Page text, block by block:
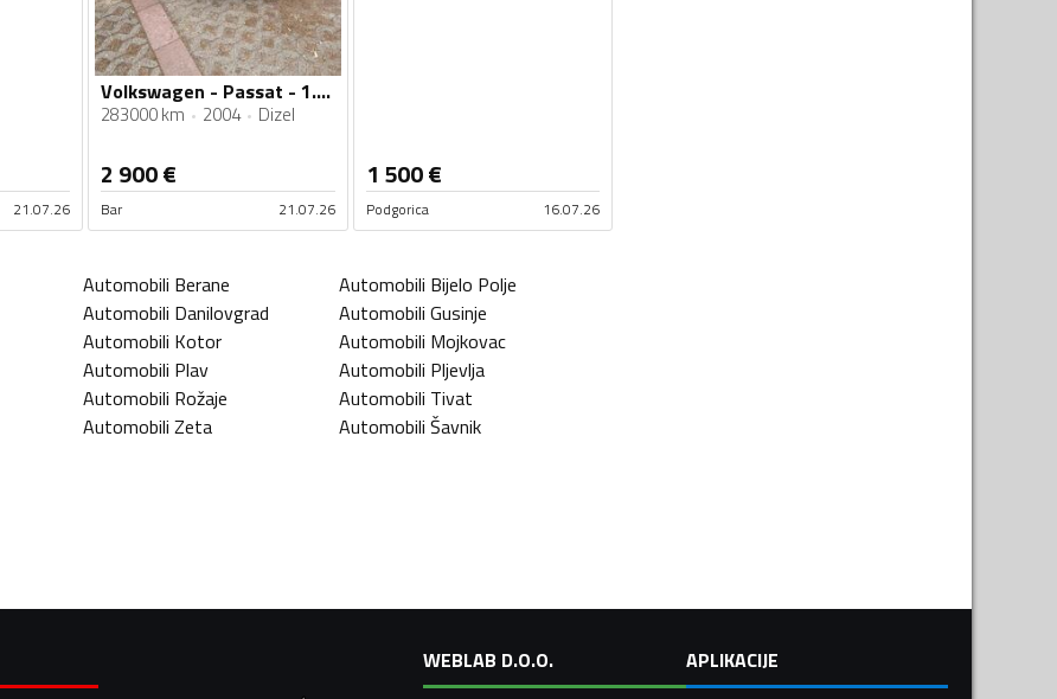
21.07.26
Volkswagen - Passat - 1.9 tdi
283000 km 2004 Dizel
2 900€
Bar 21.07.26
1 500€
Podgorica 16.07.26
Automobili Berane Automobili Bijelo Polje
Automobili Danilovgrad Automobili Gusinje
Automobili Kotor Automobili Mojkovac
Automobili Plav Automobili Pljevlja
Automobili Rožaje Automobili Tivat
Automobili Zeta Automobili Šavnik
WEBLAB D.O.O.
APLIKACIJE